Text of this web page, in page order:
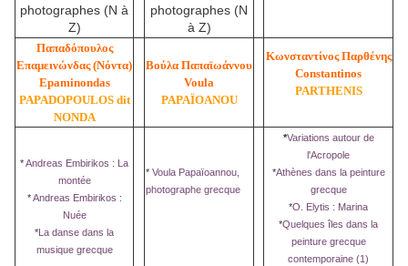
Παπαδόπουλος
Επαμεινώνδας (Νόντα)
Epaminondas
PAPADOPOULOS dit
NONDA
Βούλα Παπαϊωάννου
Voula
PAPAÏOANOU
Κωνσταντίνος Παρθένης
Constantinos
PARTHENIS
*Andreas Embirikos : La
montée
*Andreas Embirikos :
Nuée
*La danse dans la
musique grecque
* Voula Papaïoannou,
photographe grecque
*Variations autour de
l'Acropole
*Athènes dans la peinture
grecque
*O. Elytis : Marina
*Quelques îles dans la
peinture grecque
contemporaine (1)